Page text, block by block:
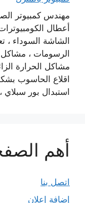
مهندس كمبيوتر
أعطال
الشاشة السوداء
الرسومات ، مشاكل
مشاكل الحرارة
اقلاع الحاسوب
استبدال بور
أهم
اتصل بنا
إضافة إعلان